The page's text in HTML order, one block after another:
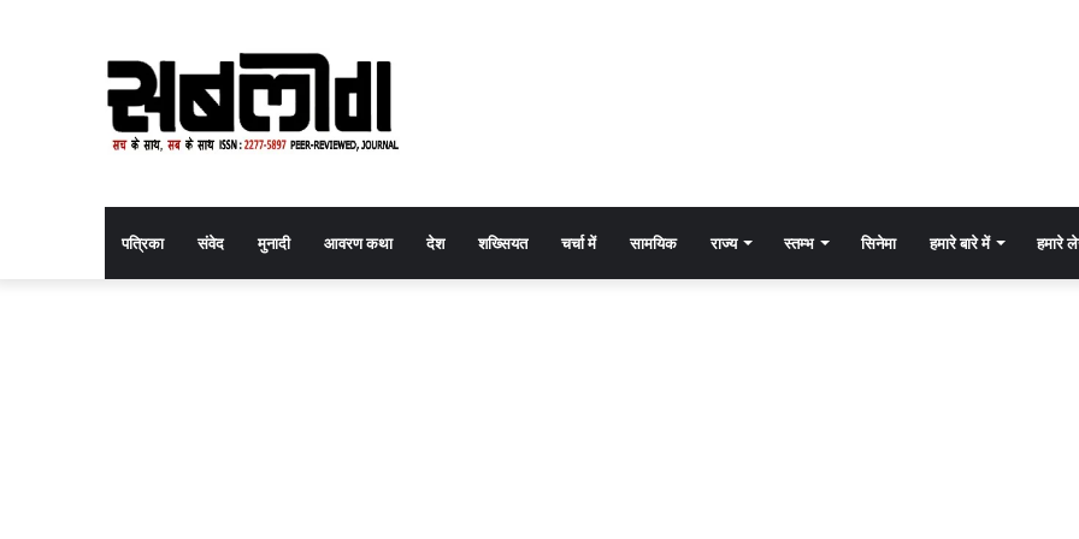
पत्रिका संवेद मुनादी आवरण कथा देश शख्सियत चर्चा में सामयिक राज्य स्तम्भ सिनेमा हमारे बारे में हमारे